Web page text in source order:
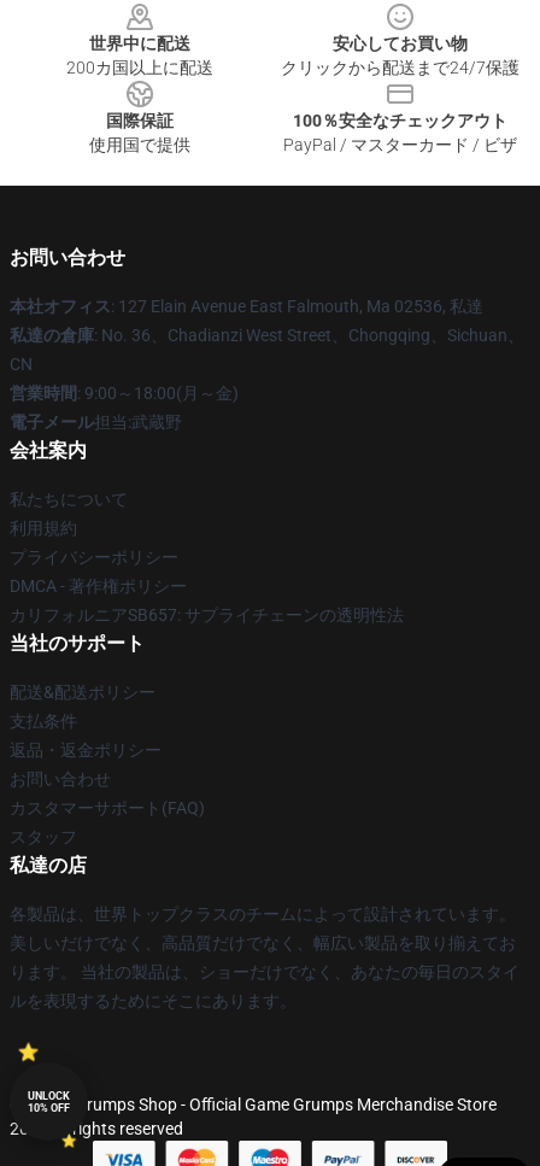
世界中に配送
200カ国以上に配送
安心してお買い物
クリックから配送まで24/7保護
国際保証
使用国で提供
100％安全なチェックアウト
PayPal / マスターカード / ビザ
お問い合わせ
本社オフィス: 127 Elain Avenue East Falmouth, Ma 02536, 私達
私達の倉庫: No. 36、Chadianzi West Street、Chongqing、Sichuan、
CN
営業時間: 9:00～18:00(月～金)
電子メール担当:武蔵野
会社案内
私たちについて
利用規約
プライバシーポリシー
DMCA - 著作権ポリシー
カリフォルニアSB657: サプライチェーンの透明性法
当社のサポート
配送&配送ポリシー
支払条件
返品・返金ポリシー
お問い合わせ
カスタマーサポート(FAQ)
スタッフ
私達の店
各製品は、世界トップクラスのチームによって設計されています。
美しいだけでなく、高品質だけでなく、幅広い製品を取り揃えてお
ります。 当社の製品は、ショーだけでなく、あなたの毎日のスタイ
ルを表現するためにそこにあります。
© Game Grumps Shop - Official Game Grumps Merchandise Store
2026 all rights reserved
UNLOCK
10% OFF